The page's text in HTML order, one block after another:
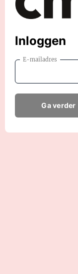
Inloggen
E-mailadres
Ga verder